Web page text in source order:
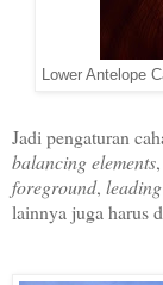
Lower Antelope
Jadi pengaturan
balancing elements,
foreground,
lainnya juga harus